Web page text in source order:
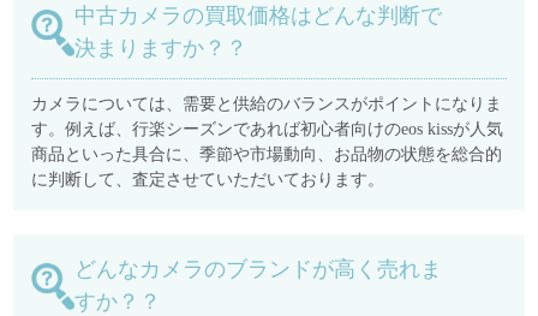
中古カメラの買取価格はどんな判断で
決まりますか？？
カメラについては、需要と供給のバランスがポイントになりま
す。例えば、行楽シーズンであれば初心者向けのeos kissが人気
商品といった具合に、季節や市場動向、お品物の状態を総合的
に判断して、査定させていただいております。
どんなカメラのブランドが高く売れま
すか？？